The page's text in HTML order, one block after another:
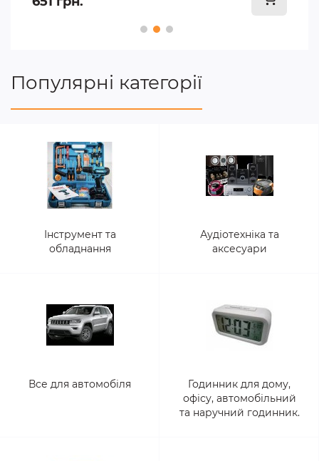
Популярні категорії
Інструмент та
обладнання
Аудіотехніка та
аксесуари
Все для автомобіля
Годинник для дому,
офісу, автомобільний
та наручний годинник.